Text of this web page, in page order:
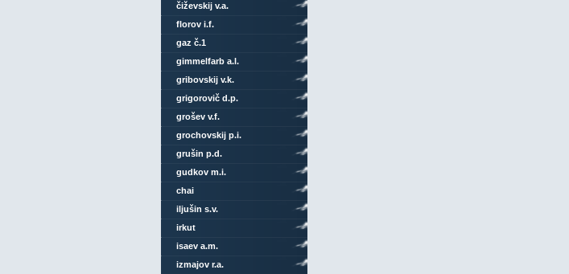
čiževskij v.a.
florov i.f.
gaz č.1
gimmelfarb a.l.
gribovskij v.k.
grigorovič d.p.
grošev v.f.
grochovskij p.i.
grušin p.d.
gudkov m.i.
chai
iljušin s.v.
irkut
isaev a.m.
izmajov r.a.